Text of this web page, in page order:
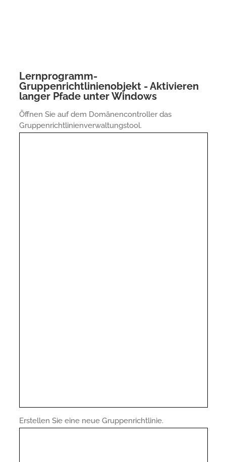
Lernprogramm-
Gruppenrichtlinienobjekt - Aktivieren
langer Pfade unter Windows
Öffnen Sie auf dem Domänencontroller das
Gruppenrichtlinienverwaltungstool.
Erstellen Sie eine neue Gruppenrichtlinie.